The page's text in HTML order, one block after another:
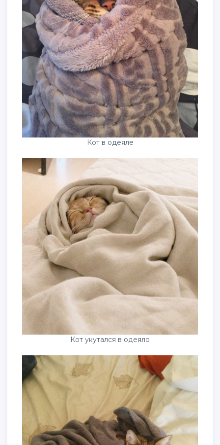
Кот в одеяле
Кот укутался в одеяло